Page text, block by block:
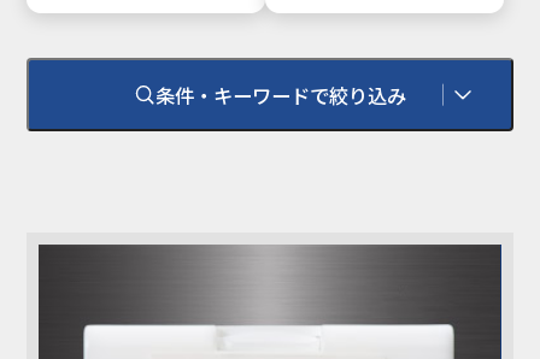
条件・キーワードで絞り込み